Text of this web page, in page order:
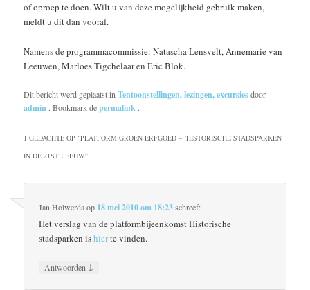
of oproep te doen. Wilt u van deze mogelijkheid gebruik maken,
meldt u dit dan vooraf.
Namens de programmacommissie: Natascha Lensvelt, Annemarie van
Leeuwen, Marloes Tigchelaar en Eric Blok.
Dit bericht werd geplaatst inTentoonstellingen, lezingen, excursiesdoor
admin . Bookmark depermalink .
1 GEDACHTE OP “PLATFORM GROEN ERFGOED – ‘HISTORISCHE STADSPARKEN
IN DE 21STE EEUW’”
Jan Holwerdaop 18 mei 2010 om 18:23schreef:
Het verslag van de platformbijeenkomst Historische
stadsparken ishierte vinden.
Antwoorden ↓